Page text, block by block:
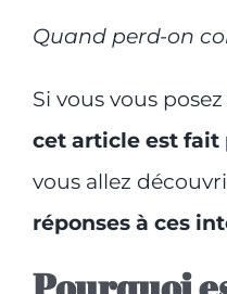
Quand perd-on
Si vous vous
cet article est fait
vous allez
réponses à ces